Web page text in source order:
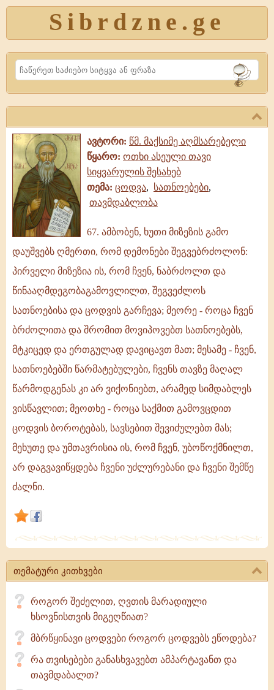
Sibrdzne.ge
Search
ავტორი: წმ. მაქსიმე აღმსარებელი
წყარო: ოთხი ასეული თავი
სიყვარულის შესახებ
თემა: ცოდვა, სათნოებები,
თავმდაბლობა
67.
ამბობენ,
ხუთი
მიზეზის
გამო
დაუშვებს
ღმერთი,
რომ
დემონები
შეგვებრძოლონ:
პირველი
მიზეზია
ის,
რომ
67. ამბობენ, ხუთი მიზეზის გამო
დაუშვებს ღმერთი, რომ დემონები შეგვებრძოლონ:
პირველი მიზეზია ის, რომ ჩვენ, ნაბრძოლთ და
წინააღმდეგობაგამოვლილთ, შეგვეძლოს
სათნოებისა და ცოდვის გარჩევა; მეორე - როცა ჩვენ
ბრძოლითა და შრომით მოვიპოვებთ სათნოებებს,
მტკიცედ და ერთგულად დავიცავთ მათ; მესამე - ჩვენ,
სათნოებებში წარმატებულები, ჩვენს თავზე მაღალ
წარმოდგენას კი არ ვიქონიებთ, არამედ სიმდაბლეს
ვისწავლით; მეოთხე - როცა საქმით გამოვცდით
ცოდვის ბოროტებას, სავსებით შევიძულებთ მას;
მეხუთე და უმთავრისია ის, რომ ჩვენ, უბოწოქმნილთ,
არ დაგვავიწყდება ჩვენი უძლურებანი და ჩვენი შემწე
ძალნი.
თემატური კითხვები
როგორ შეძელით, ღვთის მარადიული
ხსოვნისთვის მიგეღწიათ?
მბრწყინავი ცოდვები როგორ ცოდვებს ეწოდება?
რა თვისებები განასხვავებთ ამპარტავანთ და
თავმდაბალთ?